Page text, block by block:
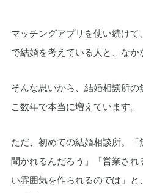
マッチングアプリを使い続け
で結婚を考えている人と、なか
そんな思いから、結婚相談所
こ数年で本当に増えています。
ただ、初めての結婚相談所。
聞かれるんだろう」「営業さ
い雰囲気を作られるのでは」